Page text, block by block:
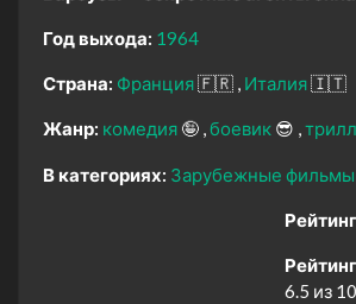
Год выхода: 1964
Страна: Франция🇫🇷 Италия🇮🇹
Жанр: комедия 🤪 боевик 😎
В категориях: Зарубежные фильмы
6.5 из 10